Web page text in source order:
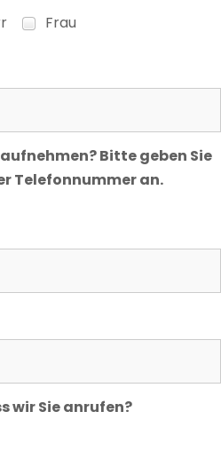
Frau
Bitte geben Sie
Telefonnummer an.
wir Sie anrufen?